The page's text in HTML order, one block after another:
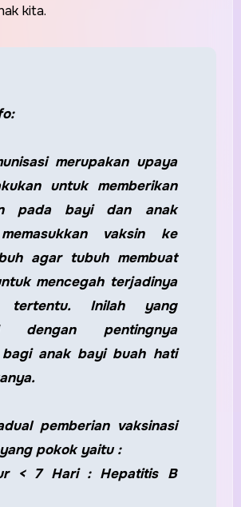
kita.
merupakan upaya
untuk memberikan
pada bayi dan anak
vaksin ke
agar tubuh membuat
mencegah terjadinya
tertentu. Inilah yang
dengan pentingnya
bagi anak bayi buah hati
pemberian vaksinasi
pokok yaitu :
< 7 Hari : Hepatitis B